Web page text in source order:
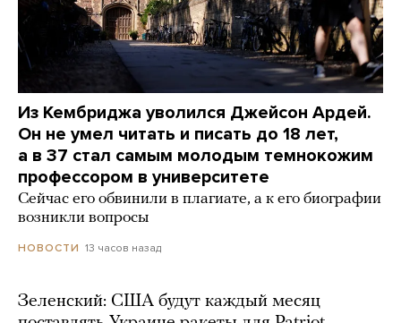
Из Кембриджа уволился Джейсон Ардей.
Он не умел читать и писать до 18 лет,
а в 37 стал самым молодым темнокожим
профессором в университете
Сейчас его обвинили в плагиате, а к его биографии
возникли вопросы
НОВОСТИ 13 часов назад
Зеленский: США будут каждый месяц